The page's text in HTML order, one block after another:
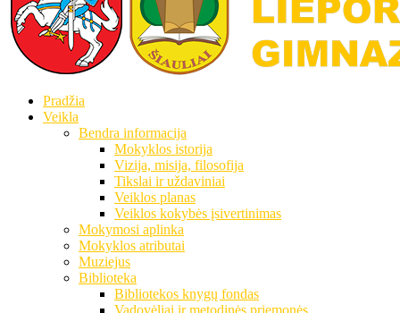
Pradžia
Veikla
Bendra informacija
Mokyklos istorija
Vizija, misija, filosofija
Tikslai ir uždaviniai
Veiklos planas
Veiklos kokybės įsivertinimas
Mokymosi aplinka
Mokyklos atributai
Muziejus
Biblioteka
Bibliotekos knygų fondas
Vadovėliai ir metodinės priemonės